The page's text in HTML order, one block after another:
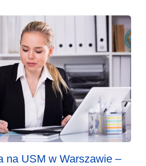
na USM w Warszawie –